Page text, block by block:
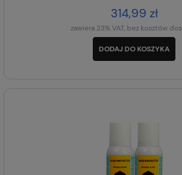
314,99 zł
zawiera 23% VAT, bez kosztów
DODAJ DO KOSZYKA